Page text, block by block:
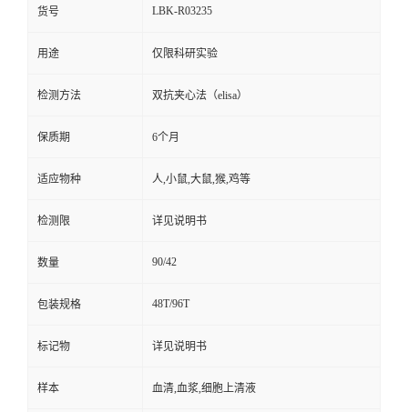
货号 LBK-R03235
用途 仅限科研实验
检测方法 双抗夹心法（elisa）
保质期 6个月
适应物种 人,小鼠,大鼠,猴,鸡等
检测限 详见说明书
数量 90/42
包装规格 48T/96T
标记物 详见说明书
样本 血清,血浆,细胞上清液